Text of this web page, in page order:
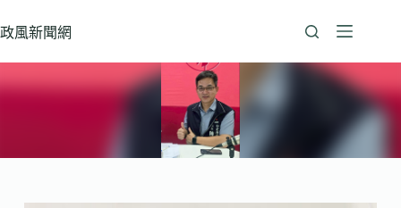
至
政風新聞網